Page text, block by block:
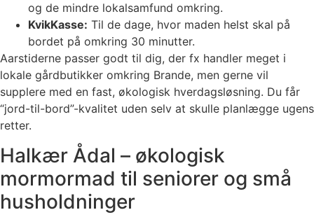
og de mindre lokalsamfund omkring.
KvikKasse: Til de dage, hvor maden helst skal på
bordet på omkring 30 minutter.
Aarstiderne passer godt til dig, der fx handler meget i
lokale gårdbutikker omkring Brande, men gerne vil
supplere med en fast, økologisk hverdagsløsning. Du får
“jord-til-bord”-kvalitet uden selv at skulle planlægge ugens
retter.
Halkær Ådal – økologisk
mormormad til seniorer og små
husholdninger